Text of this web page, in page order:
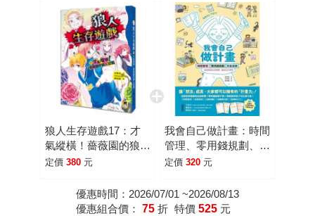
狼人生存遊戲17：才
氣縱橫！薔薇園的狼人
遊戲
定價 380 元
我會自己做計畫：時間
管理、零用錢規劃、作
息安排……從故事建立
(附贈超實用「一起做
計畫吧！」實作表)
定價 320 元
優惠時間：2026/07/01 ~2026/08/13
優惠組合價： 75 折 特價 525 元